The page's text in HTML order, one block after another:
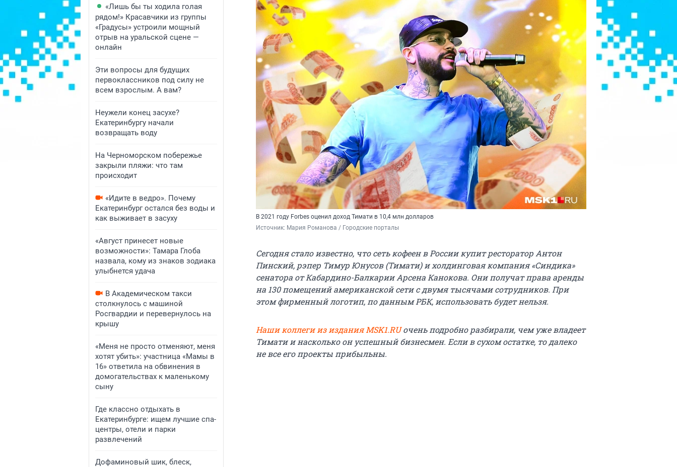
«Лишь бы ты ходила голая
рядом!» Красавчики из группы
«Градусы» устроили мощный
отрыв на уральской сцене —
онлайн
Эти вопросы для будущих
первоклассников под силу не
всем взрослым. А вам?
Неужели конец засухе?
Екатеринбургу начали
возвращать воду
На Черноморском побережье
закрыли пляжи: что там
происходит
«Идите в ведро». Почему
Екатеринбург остался без воды и
как выживает в засуху
«Август принесет новые
возможности»: Тамара Глоба
назвала, кому из знаков зодиака
улыбнется удача
В Академическом такси
столкнулось с машиной
Росгвардии и перевернулось на
крышу
«Меня не просто отменяют, меня
хотят убить»: участница «Мамы в
16» ответила на обвинения в
домогательствах к маленькому
сыну
Где классно отдыхать в
Екатеринбурге: ищем лучшие спа-
центры, отели и парки
развлечений
Дофаминовый шик, блеск,
В 2021 году Forbes оценил доход Тимати в 10,4 млн долларов
Источник: Мария Романова / Городские порталы
Сегодня стало известно, что сеть кофеен в России купит ресторатор Антон
Пинский, рэпер Тимур Юнусов (Тимати) и холдинговая компания «Синдика»
сенатора от Кабардино-Балкарии Арсена Канокова. Они получат права аренды
на 130 помещений американской сети с двумя тысячами сотрудников. При
этом фирменный логотип, по данным РБК, использовать будет нельзя.
Наши коллеги из издания MSK1.RUочень подробно разбирали, чем уже владеет
Тимати и насколько он успешный бизнесмен. Если в сухом остатке, то далеко
не все его проекты прибыльны.